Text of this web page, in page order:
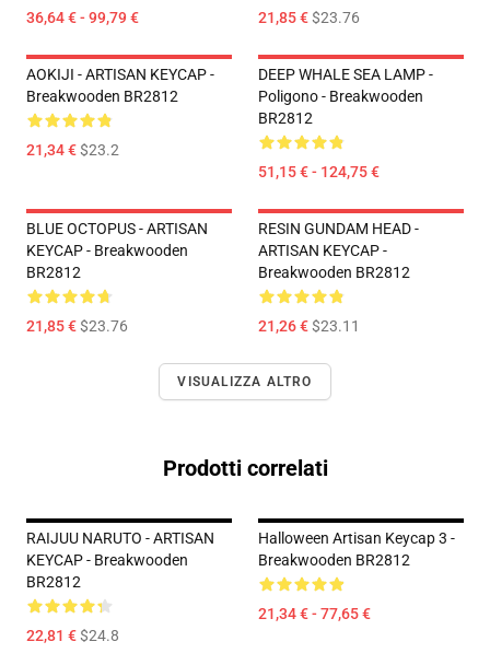
36,64 € - 99,79 € 21,85 €$23.76
AOKIJI - ARTISAN KEYCAP -
Breakwooden BR2812
21,34 €$23.2
DEEP WHALE SEA LAMP -
Poligono - Breakwooden
BR2812
51,15 € - 124,75 €
BLUE OCTOPUS - ARTISAN
KEYCAP - Breakwooden
BR2812
21,85 €$23.76
RESIN GUNDAM HEAD -
ARTISAN KEYCAP -
Breakwooden BR2812
21,26 €$23.11
VISUALIZZA ALTRO
Prodotti correlati
RAIJUU NARUTO - ARTISAN
KEYCAP - Breakwooden
BR2812
22,81 €$24.8
Halloween Artisan Keycap 3 -
Breakwooden BR2812
21,34 € - 77,65 €